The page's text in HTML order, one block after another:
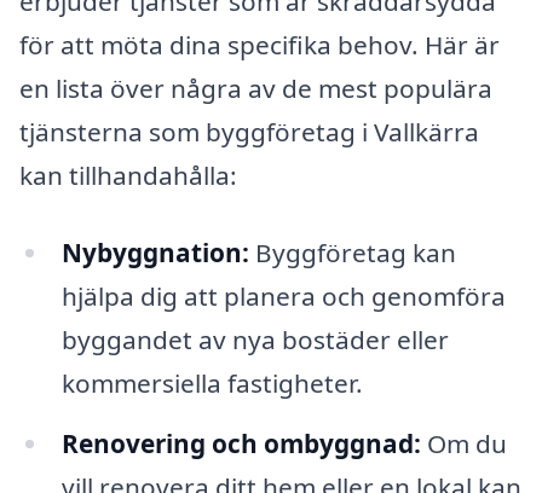
för att möta dina specifika behov. Här är
en lista över några av de mest populära
tjänsterna som byggföretag i Vallkärra
kan tillhandahålla:
Nybyggnation: Byggföretag kan
hjälpa dig att planera och genomföra
byggandet av nya bostäder eller
kommersiella fastigheter.
Renovering och ombyggnad: Om du